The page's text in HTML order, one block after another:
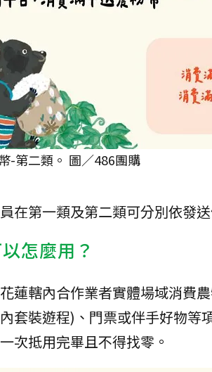
-第二類。 圖／486團購
在第一類及第二類可分別依發送
怎麼用？
蓮轄內合作業者實體場域消費
套裝遊程)、門票或伴手好物等
次抵用完畢且不得找零。